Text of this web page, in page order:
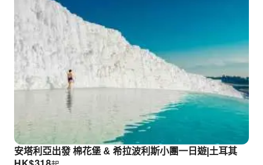
安塔利亞出發 棉花堡 & 希拉波利斯小團一日遊|土耳其